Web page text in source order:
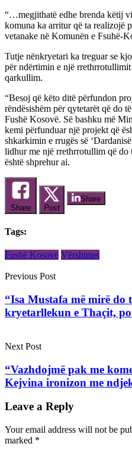
“…megjithatë edhe brenda këtij
komuna ka arritur që ta realizojë
vetanake në Komunën e Fsuhë-
Tutje nënkryetari ka treguar se
për ndërtimin e një
qarkullim.
“Besoj që këto ditë përfundon
rëndësishëm për qytetarët që do
Fushë Kosovë. Së bashku më
kemi përfunduar një projekt që
shkarkimin e rrugës së
lidhur me një rrethrrotullim që do
është shprehur ai.
Share Post
Share
Tags:
Fushë Kosovë Vërshimet
Previous Post
“Isa Mustafa më mirë do
kryetarllekun e Thaçit, por
Next Post
“Vazhdojmë pak me
Kejvina ironizon me
Leave a Reply
Your email address will not be
marked *